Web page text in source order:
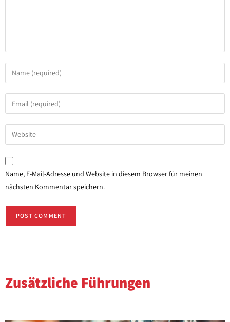
Name, E-Mail-Adresse und Website in diesem Browser für meinen
nächsten Kommentar speichern.
Zusätzliche Führungen